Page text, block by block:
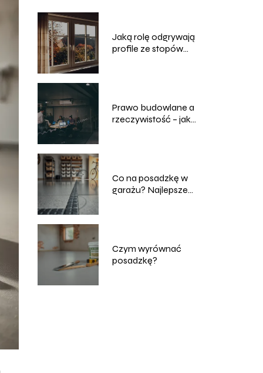
Jaką rolę odgrywają
profile ze stopów
Prawo budowlane a
rzeczywistość – jak
Co na posadzkę w
garażu? Najlepsze
Czym wyrównać
posadzkę?